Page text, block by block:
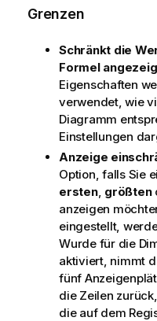
Grenzen
Schränkt die
Formel
Eigenschaften
verwendet, wie
Diagramm
Einstellungen
Anzeige
Option, falls Sie
ersten, größten
anzeigen
eingestellt,
Wurde für die
aktiviert, nimmt
fünf
die Zeilen
die auf dem